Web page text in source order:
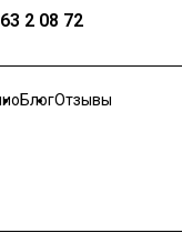
2 08 72
БлогОтзывы